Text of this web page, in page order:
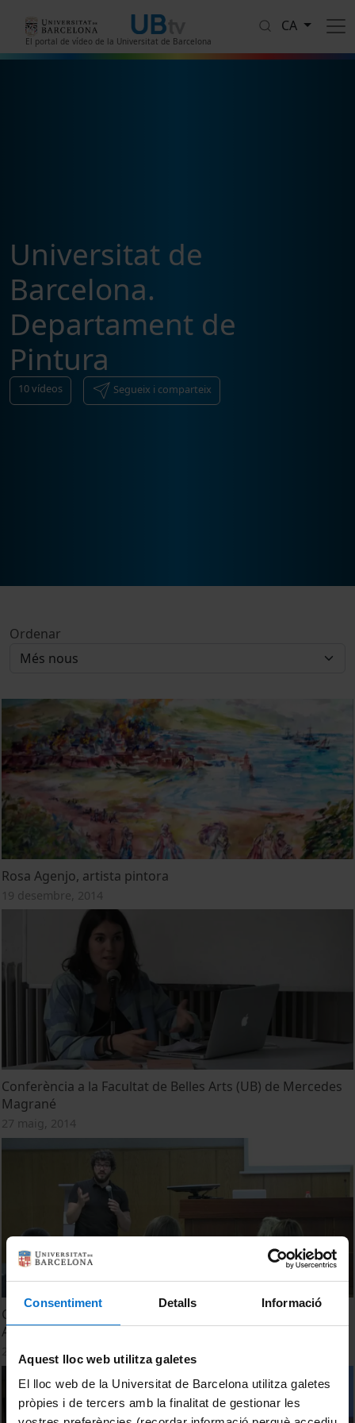
Consentiment Detalls Informació
Aquest lloc web utilitza galetes
El lloc web de la Universitat de Barcelona utilitza galetes
pròpies i de tercers amb la finalitat de gestionar les
El portal de vídeo de la Universitat de Barcelona
CA
Universitat de
Barcelona.
Departament de
Pintura
10vídeos Segueix i comparteix
Ordenar
Rosa Agenjo, artista pintora
19 desembre, 2014
Conferència a la Facultat de Belles Arts (UB) de Mercedes
Magrané
27 maig, 2014
Conferència a la Facultat de Belles Arts (UB) de David
Armengol
27 maig, 2014